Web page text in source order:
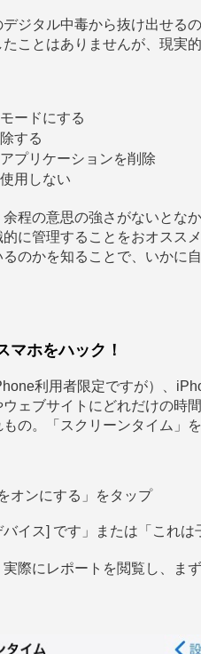
ジタル中毒から抜け出せる
ことはありませんが、現実
ードにする
する
プリケーションを削除
用しない
程の意思の強さがないとな
に管理することをおオスス
のかを知ることで、いかに
マホをハック！
利用者限定ですが）、
ェブサイトにどれだけの時
の。「スクリーンタイム」
オンにする」をタップ
バイス] です」または「これ
際にレポートを閲覧し、ま